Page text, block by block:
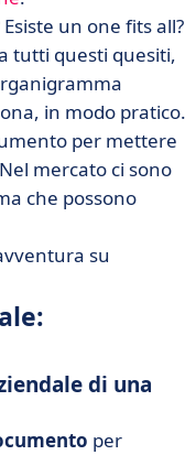
una piccola
(modello
tua struttura?
un one fits all?
tutti questi quesiti,
in modo pratico.
per mettere
mercato ci sono
che possono
su
di una
per